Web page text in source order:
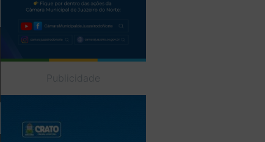
Publicidade